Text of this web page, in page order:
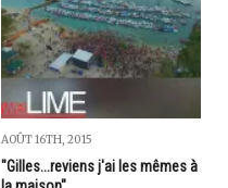
AOÛT 16TH, 2015
"Gilles...reviens j'ai les mêmes à